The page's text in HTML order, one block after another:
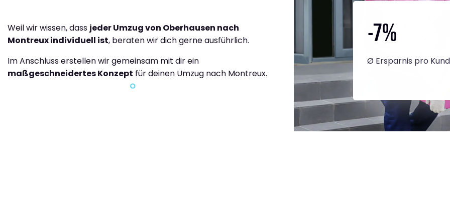
Weil wir wissen, dass jeder Umzug von Oberhausen nach
Montreux individuell ist, beraten wir dich gerne ausführlich.
Im Anschluss erstellen wir gemeinsam mit dir ein
maßgeschneidertes Konzept für deinen Umzug nach Montreux.
-7%
Ø Ersparnis pro